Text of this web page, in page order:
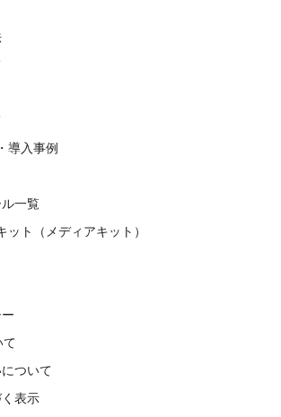
導入事例
一覧
ト（メディアキット）
て
ついて
表示